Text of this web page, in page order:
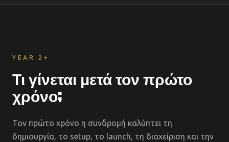
YEAR 2+
Τι γίνεται μετά τον πρώτο
χρόνο;
Τον πρώτο χρόνο η συνδρομή καλύπτει τη
δημιουργία, το setup, το launch, τη διαχείριση και την